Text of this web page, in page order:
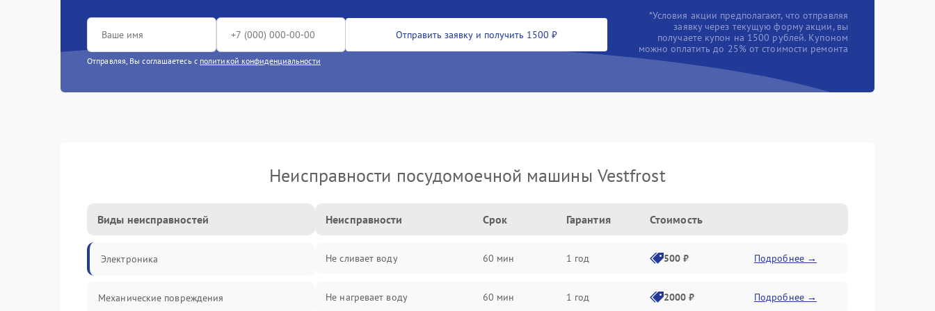
Отправить заявку и получить 1500 ₽
Отправляя, Вы соглашаетесь с политикой конфиденциальности
*Условия акции предполагают, что отправляя
заявку через текущую форму акции, вы
получаете купон на 1500 рублей. Купоном
можно оплатить до 25% от стоимости ремонта
Неисправности посудомоечной машины Vestfrost
Виды неисправностей
Электроника
Механические повреждения
Неисправности Срок Гарантия Стоимость
Не сливает воду 60 мин 1 год 500 ₽ Подробнее →
Не нагревает воду 60 мин 1 год 2000 ₽ Подробнее →